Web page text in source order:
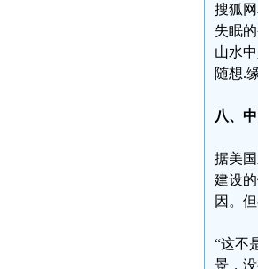
搜狐
失眠
山水
随想.
八、
据美
建设
因。
“这不
景，